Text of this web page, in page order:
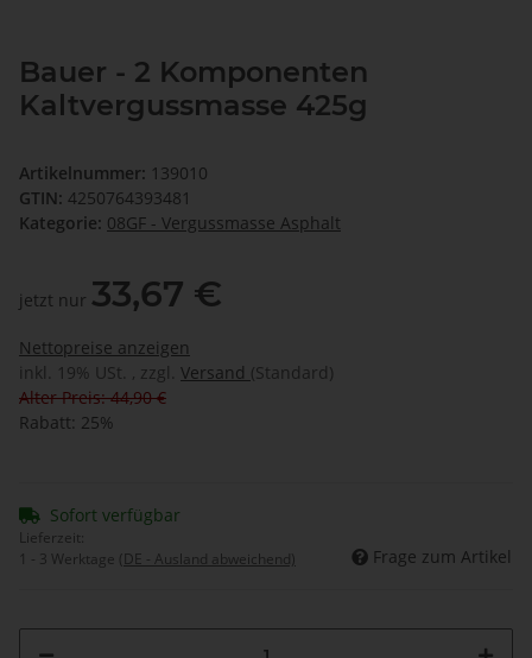
Bauer - 2 Komponenten
Kaltvergussmasse 425g
Artikelnummer: 139010
GTIN: 4250764393481
Kategorie: 08GF - Vergussmasse Asphalt
jetzt nur 33,67 €
Nettopreise anzeigen
inkl. 19% USt. , zzgl. Versand (Standard)
Alter Preis: 44,90 €
Rabatt: 25%
Sofort verfügbar
Lieferzeit:
1 - 3 Werktage (DE - Ausland abweichend) Frage zum Artikel